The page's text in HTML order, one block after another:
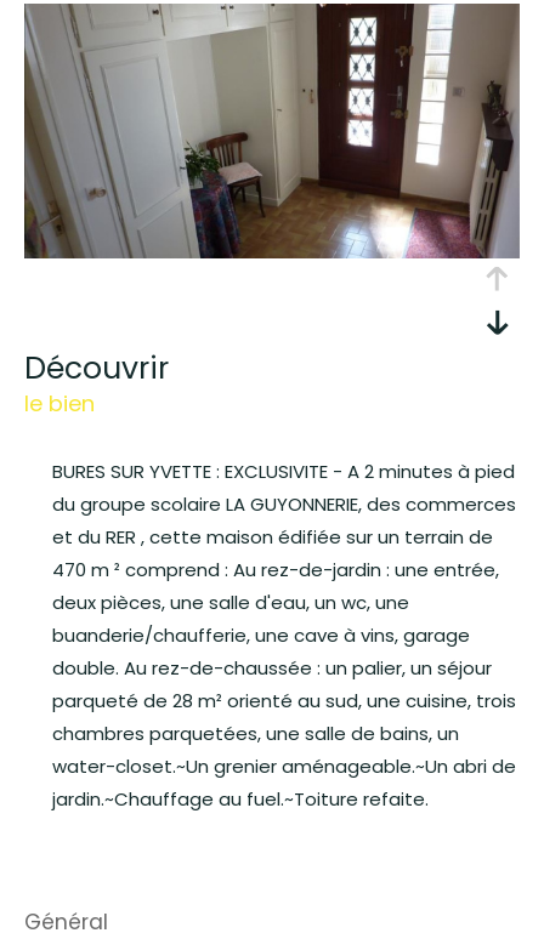
découvrir
le bien
BURES SUR YVETTE : EXCLUSIVITE - A 2 minutes à pied
du groupe scolaire LA GUYONNERIE, des commerces
et du RER , cette maison édifiée sur un terrain de
470 m ² comprend : Au rez-de-jardin : une entrée,
deux pièces, une salle d'eau, un wc, une
buanderie/chaufferie, une cave à vins, garage
double. Au rez-de-chaussée : un palier, un séjour
parqueté de 28 m² orienté au sud, une cuisine, trois
chambres parquetées, une salle de bains, un
water-closet.~Un grenier aménageable.~Un abri de
jardin.~Chauffage au fuel.~Toiture refaite.
général